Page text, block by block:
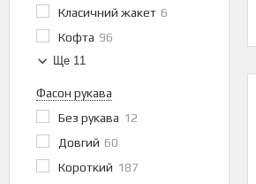
Класичний жакет 6
Кофта 96
Ще 11
Фасон рукава
Без рукава 12
Довгий 60
Короткий 187